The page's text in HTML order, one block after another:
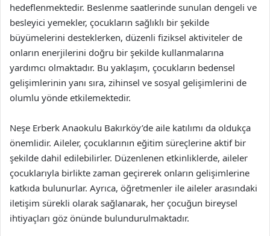
hedeflenmektedir. Beslenme saatlerinde sunulan dengeli ve
besleyici yemekler, çocukların sağlıklı bir şekilde
büyümelerini desteklerken, düzenli fiziksel aktiviteler de
onların enerjilerini doğru bir şekilde kullanmalarına
yardımcı olmaktadır. Bu yaklaşım, çocukların bedensel
gelişimlerinin yanı sıra, zihinsel ve sosyal gelişimlerini de
olumlu yönde etkilemektedir.
Neşe Erberk Anaokulu Bakırköy’de aile katılımı da oldukça
önemlidir. Aileler, çocuklarının eğitim süreçlerine aktif bir
şekilde dahil edilebilirler. Düzenlenen etkinliklerde, aileler
çocuklarıyla birlikte zaman geçirerek onların gelişimlerine
katkıda bulunurlar. Ayrıca, öğretmenler ile aileler arasındaki
iletişim sürekli olarak sağlanarak, her çocuğun bireysel
ihtiyaçları göz önünde bulundurulmaktadır.